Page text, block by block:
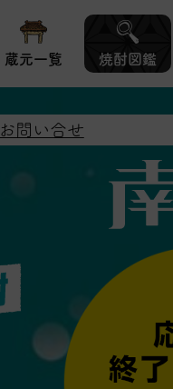
蔵元一覧 焼酎図鑑
お問い合せ